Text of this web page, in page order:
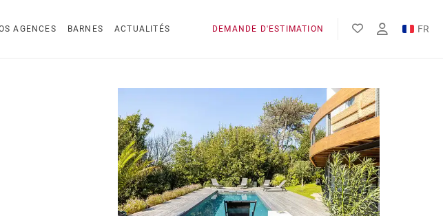
AGENCES BARNES ACTUALITÉS DEMANDE D'ESTIMATION FR
EN